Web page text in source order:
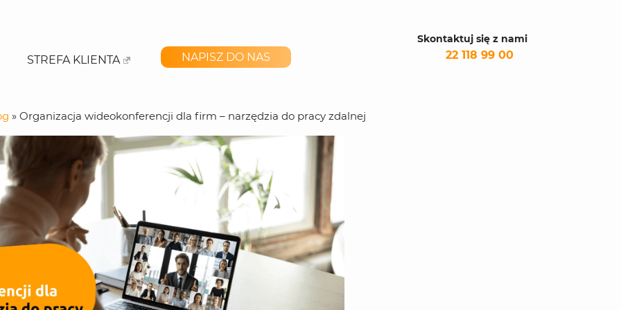
STREFA KLIENTA NAPISZ DO NAS
Skontaktuj się z nami
22 118 99 00
» Organizacja wideokonferencji dla firm – narzędzia do pracy zdalnej